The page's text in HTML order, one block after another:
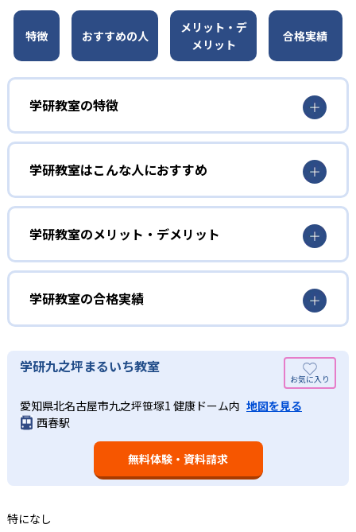
特徴 おすすめの人
メリット・デ
メリット
合格実績
学研教室の特徴
01
3歳から高校生まで「無学年方式」で個別指導
学研教室は、0･1･2歳から高校生までを対象として個別指導
解度を最優先して学習を進める「無学年方式」を採用して
いることが特徴だ。この「無学年方式」では、生徒が個々
のペースで学習することができるため、一度立ち止まって
わからないところをしっかり学習したり、余裕がある場合
はどんどん先取り学習を進めたりすることも可能である。
02
生徒それぞれに最適化された学習計画を設計
学研教室の個別指導では、生徒一人ひとりの学力／適性を
しっかり把握した上で学習の出発点を定め、生徒に最適化
された学習計画を設計する。また、生徒それぞれに最適な
教材を提供すると共に、適切なアドバイスも実施。少しず
つレベルアップするスモールステップの教材となっている
ので、つまずくことなく、無理なく無駄なく学習ができ
している。
学研教室はこんな人におすすめ
勉強全体の底力を上げたい人向け
学研教室は、生徒の「わかった！」を重視する形で個別指
導を行っている。無理なく学習を進められるよう「無学年
方式」を採用しており、わからない問題がある場合は立ち
止まってじっくりと学習することができる。また、覚えた
知識の量などで測りやすい「見える力」だけでなく、学習
に向いている。
算数（数学）と国語の基礎力を上げたい人向け
学研教室では、算数（数学）と国語を全ての教科の基礎に
なるものと考え、その指導を重視している。算数（数学）
では筋道を立てて考える力の育成を、国語では全ての学力
の土台となる「読む力」「書く力」の育成に力を入れてい
る。また、この2教科を切り離さず、くり返し学習と毎日の
語の基礎力を上げたい人に向いている。
学研教室のメリット・デメリット
学研教室の合格実績
学研教室の合格実績は、公式サイトでは公開されていな
学研九之坪まるいち教室
愛知県北名古屋市九之坪笹塚1 健康ドーム内 地図を見る
西春駅
無料体験・資料請求
特になし